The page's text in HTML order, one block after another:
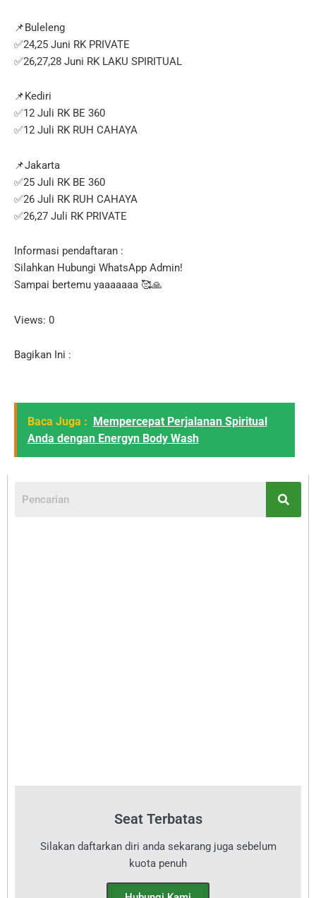
📌Buleleng
✅️24,25 Juni RK PRIVATE
✅️26,27,28 Juni RK LAKU SPIRITUAL
📌Kediri
✅️12 Juli RK BE 360
✅️12 Juli RK RUH CAHAYA
📌Jakarta
✅️25 Juli RK BE 360
✅️26 Juli RK RUH CAHAYA
✅️26,27 Juli RK PRIVATE
Informasi pendaftaran :
Silahkan Hubungi WhatsApp Admin!
Sampai bertemu yaaaaaaa 🥰🙏
Views: 0
Bagikan Ini :
Baca Juga : Mempercepat Perjalanan Spiritual
Anda dengan Energyn Body Wash
Seat Terbatas
Silakan daftarkan diri anda sekarang juga sebelum
kuota penuh